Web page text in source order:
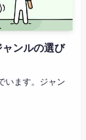
ャンルの選び
います。ジャン